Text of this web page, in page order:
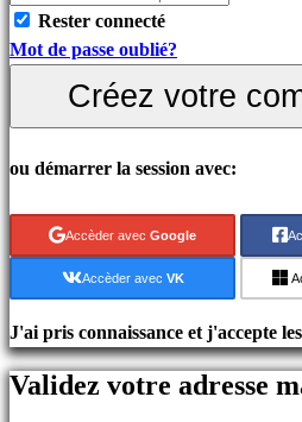
Tir
Jeux
course
Jeux
casual
indés
Jeux
de
simulation
Jeux
de
casse
Rester connecté
Mot de passe oublié?
Créez votre
ou démarrer la session avec:
Accèder avec Google
Accèder avec VK
J'ai pris connaissance et j'accepte les
Validez votre adresse